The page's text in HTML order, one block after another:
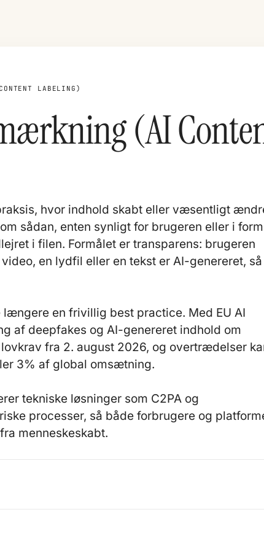
LABELING)
(AI
hvor indhold skabt eller væsentligt
sådan, enten synligt for brugeren eller i form
i filen. Formålet er transparens: brugeren
en lydfil eller en tekst er AI-genereret, så
længere en frivillig best practice. Med EU AI
af deepfakes og AI-genereret indhold om
fra 2. august 2026, og overtrædelser
3% af global omsætning.
tekniske løsninger som C2PA og
processer, så både forbrugere og
menneskeskabt.